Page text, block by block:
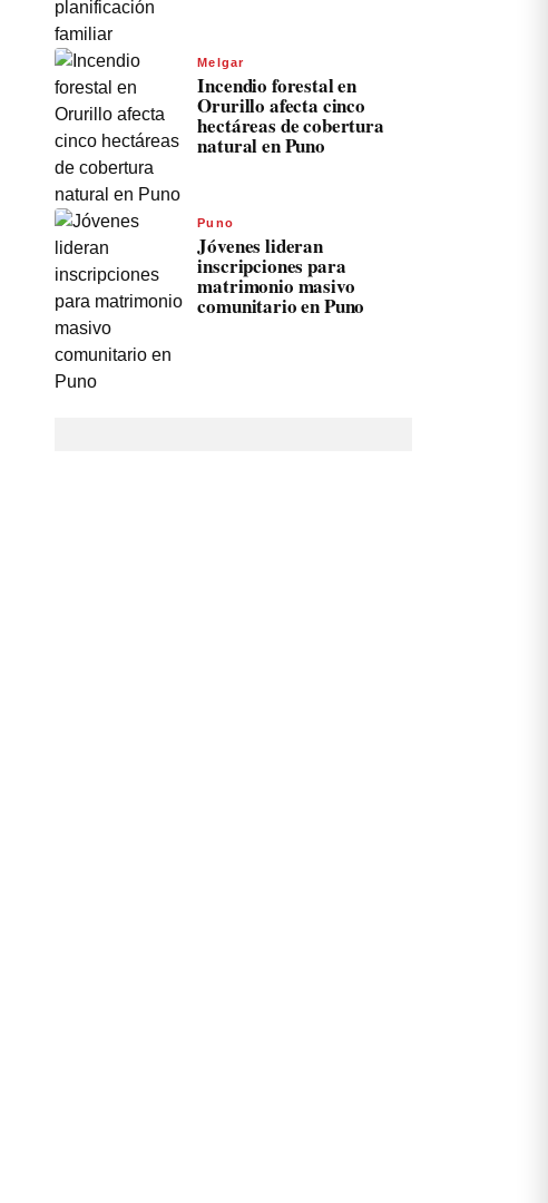
Melgar
Incendio forestal en
Orurillo afecta cinco
hectáreas de cobertura
natural en Puno
Puno
Jóvenes lideran
inscripciones para
matrimonio masivo
comunitario en Puno